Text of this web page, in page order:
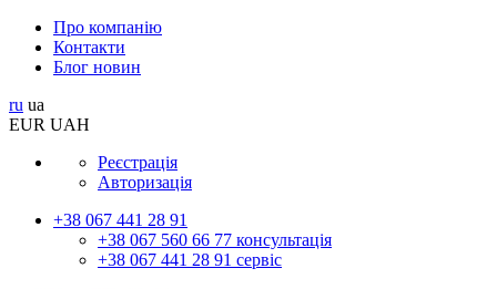
Про компанію
Контакти
Блог новин
ru ua
EUR UAH
Реєстрація
Авторизація
+38 067 441 28 91
+38 067 560 66 77 консультація
+38 067 441 28 91 сервіс